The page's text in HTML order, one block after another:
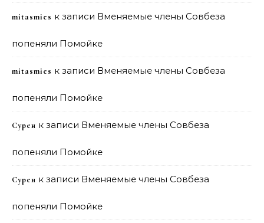
mitasmies к записи Вменяемые члены Совбеза
попеняли Помойке
mitasmies к записи Вменяемые члены Совбеза
попеняли Помойке
Сурен к записи Вменяемые члены Совбеза
попеняли Помойке
Сурен к записи Вменяемые члены Совбеза
попеняли Помойке